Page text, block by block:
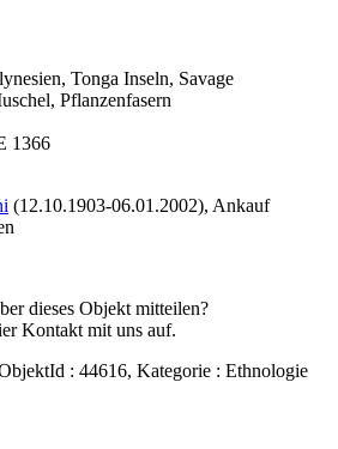
Tonga Inseln, Savage
Pflanzenfasern
1366
(12.10.1903-06.01.2002), Ankauf
dieses Objekt mitteilen?
Kontakt mit uns auf.
: 44616, Kategorie : Ethnologie